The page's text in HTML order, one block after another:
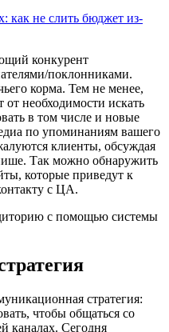
как не слить бюджет из-
конкурент
поклонниками.
корма. Тем не менее,
от необходимости искать
в том числе и новые
по упоминаниям вашего
клиенты, обсуждая
Так можно обнаружить
которые приведут к
с ЦА.
стратегия:
чтобы общаться со
каналах. Сегодня